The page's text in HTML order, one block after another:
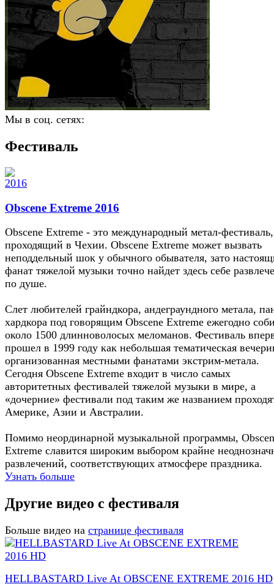
Мы в соц. сетях:
Фестиваль
Obscene Extreme 2016
Obscene Extreme - это международный метал-фестиваль,
проходящий в Чехии. Obscene Extreme может вызвать
неподдельный шок у обычного обывателя, зато
фанат тяжелой музыки точно найдет здесь себе
по душе.
Слет любителей грайндкора, андеграундного метала,
хардкора под говорящим Obscene Extreme ежегодно
около 1500 длинноволосых меломанов. Фестиваль
прошел в 1999 году как небольшая тематическая
организованная местными фанатами экстрим-метала.
Сегодня Obscene Extreme входит в число самых
авторитетных фестивалей тяжелой музыки в мире, а
«дочерние» фестивали под таким же названием
Америке, Азии и Австралии.
Помимо неординарной музыкальной программы,
Extreme славится широким выбором крайне
развлечений, соответствующих атмосфере праздника.
Узнать больше
Другие видео с фестиваля
Больше видео на странице фестиваля
HELLBASTARD Live At OBSCENE EXTREME 2016 HD